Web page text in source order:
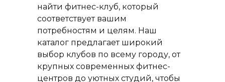
найти фитнес-клуб, который
соответствует вашим
потребностям и целям. Наш
каталог предлагает широкий
выбор клубов по всему городу, от
крупных современных фитнес-
центров до уютных студий, чтобы